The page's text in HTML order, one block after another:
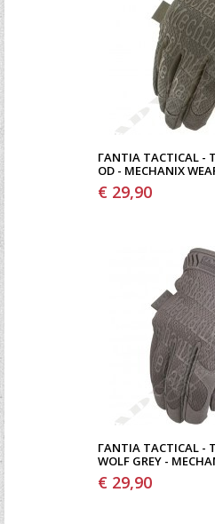
ΓΆΝΤΙΑ TACTICAL -
OD - MECHANIX
€ 29,90
ΓΆΝΤΙΑ TACTICAL -
WOLF GREY -
€ 29,90